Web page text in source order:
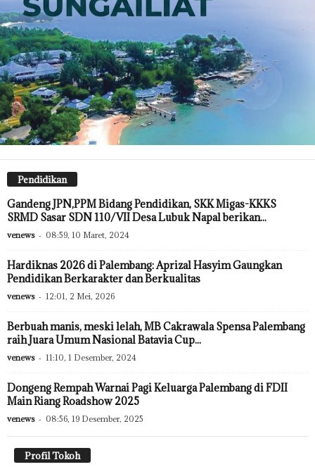
Pendidikan
Gandeng JPN,PPM Bidang Pendidikan, SKK Migas-KKKS
SRMD Sasar SDN 110/VII Desa Lubuk Napal berikan...
venews - 08:59, 10 Maret, 2024
Hardiknas 2026 di Palembang: Aprizal Hasyim Gaungkan
Pendidikan Berkarakter dan Berkualitas
venews - 12:01, 2 Mei, 2026
Berbuah manis, meski lelah, MB Cakrawala Spensa Palembang
raih Juara Umum Nasional Batavia Cup...
venews - 11:10, 1 Desember, 2024
Dongeng Rempah Warnai Pagi Keluarga Palembang di FDII
Main Riang Roadshow 2025
venews - 08:56, 19 Desember, 2025
Profil Tokoh